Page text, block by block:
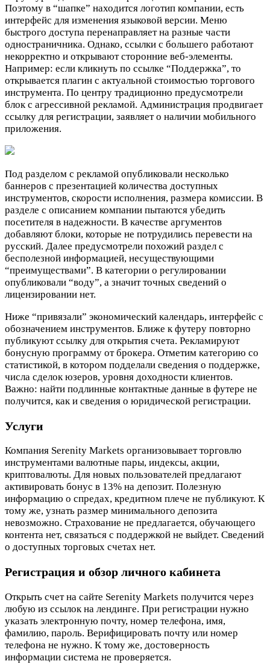
Поэтому в “шапке” находится логотип компании, есть
интерфейс для изменения языковой версии. Меню
быстрого доступа перенаправляет на разные части
одностраничника. Однако, ссылки с большего работают
некорректно и открывают сторонние веб-элементы.
Например: если кликнуть по ссылке “Поддержка”, то
открывается плагин с актуальной стоимостью торгового
инструмента. По центру традиционно предусмотрели
блок с агрессивной рекламой. Администрация продвигает
ссылку для регистрации, заявляет о наличии мобильного
приложения.
Под разделом с рекламой опубликовали несколько
баннеров с презентацией количества доступных
инструментов, скорости исполнения, размера комиссии. В
разделе с описанием компании пытаются убедить
посетителя в надежности. В качестве аргументов
добавляют блоки, которые не потрудились перевести на
русский. Далее предусмотрели похожий раздел с
бесполезной информацией, несуществующими
“преимуществами”. В категории о регулировании
опубликовали “воду”, а значит точных сведений о
лицензировании нет.
Ниже “привязали” экономический календарь, интерфейс с
обозначением инструментов. Ближе к футеру повторно
публикуют ссылку для открытия счета. Рекламируют
бонусную программу от брокера. Отметим категорию со
статистикой, в котором подделали сведения о поддержке,
числа сделок юзеров, уровня доходности клиентов.
Важно: найти подлинные контактные данные в футере не
получится, как и сведения о юридической регистрации.
Услуги
Компания Serenity Markets организовывает торговлю
инструментами валютные пары, индексы, акции,
криптовалюты. Для новых пользователей предлагают
активировать бонус в 13% на депозит. Полезную
информацию о спредах, кредитном плече не публикуют. К
тому же, узнать размер минимального депозита
невозможно. Страхование не предлагается, обучающего
контента нет, связаться с поддержкой не выйдет. Сведений
о доступных торговых счетах нет.
Регистрация и обзор личного кабинета
Открыть счет на сайте Serenity Markets получится через
любую из ссылок на лендинге. При регистрации нужно
указать электронную почту, номер телефона, имя,
фамилию, пароль. Верифицировать почту или номер
телефона не нужно. К тому же, достоверность
информации система не проверяется.